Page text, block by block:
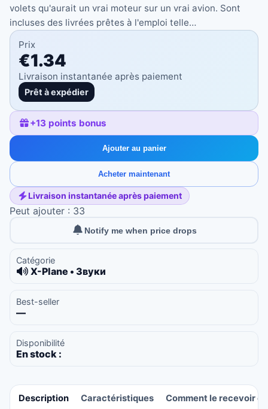
volets qu'aurait un vrai moteur sur un vrai avion. Sont
incluses des livrées prêtes à l'emploi telle…
Prix
€1.34
Livraison instantanée après paiement
Prêt à expédier
+13 points bonus
Ajouter au panier
Acheter maintenant
Livraison instantanée après paiement
Peut ajouter : 33
Notify me when price drops
Catégorie
X-Plane • Звуки
Best-seller
—
Disponibilité
En stock :
Description Caractéristiques Comment le recevoir